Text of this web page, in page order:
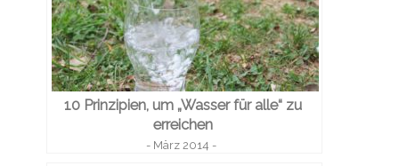
10 Prinzipien, um „Wasser für alle“ zu
erreichen
- März 2014 -